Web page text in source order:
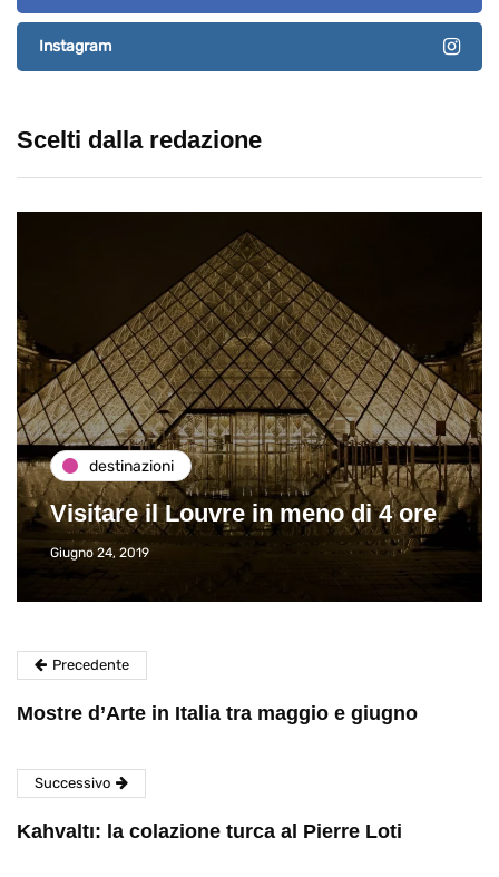
Instagram
Scelti dalla redazione
destinazioni
Visitare il Louvre in meno di 4 ore
Giugno 24, 2019
Precedente
Mostre d’Arte in Italia tra maggio e giugno
Successivo
Kahvaltı: la colazione turca al Pierre Loti